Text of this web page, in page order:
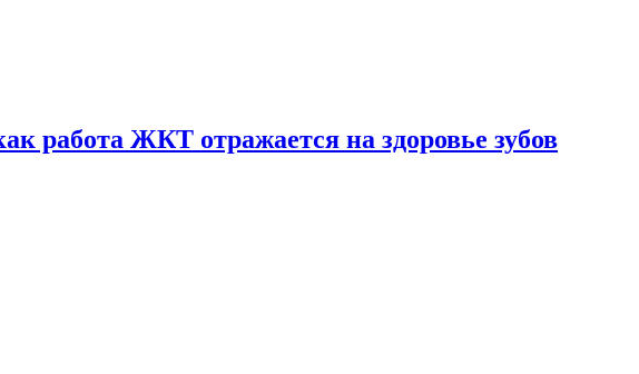
работа ЖКТ отражается на здоровье зубов